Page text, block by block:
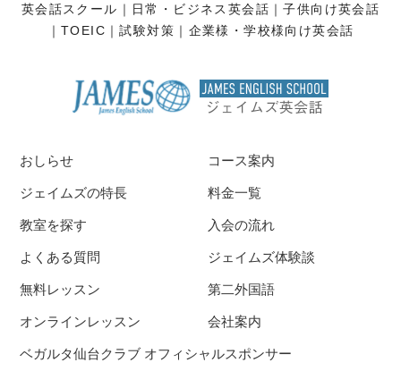
英会話スクール 日常・ビジネス英会話
子供向け英会話
TOEIC
試験対策 企業様・学校様向け英会話
おしらせ
ジェイムズの特長
教室を探す
コース案内
料金一覧
入会の流れ
よくある質問
無料レッスン
オンラインレッスン
ジェイムズ体験談
第二外国語
会社案内
ベガルタ仙台クラブ オフィシャルスポンサー